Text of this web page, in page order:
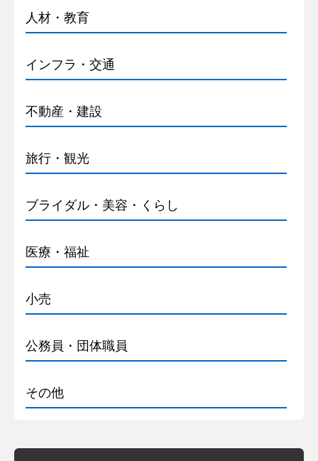
人材・教育
インフラ・交通
不動産・建設
旅行・観光
ブライダル・美容・くらし
医療・福祉
小売
公務員・団体職員
その他